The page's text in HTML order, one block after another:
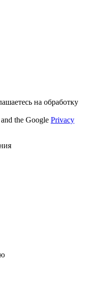
на обработку
the Google Privacy